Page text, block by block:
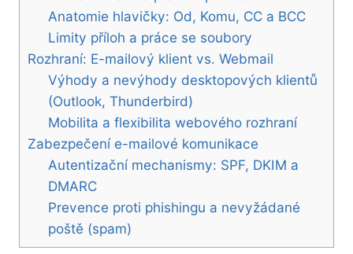
Anatomie hlavičky: Od, Komu, CC a BCC
Limity příloh a práce se soubory
Rozhraní: E-mailový klient vs. Webmail
Výhody a nevýhody desktopových klientů
(Outlook, Thunderbird)
Mobilita a flexibilita webového rozhraní
Zabezpečení e-mailové komunikace
Autentizační mechanismy: SPF, DKIM a
DMARC
Prevence proti phishingu a nevyžádané
poště (spam)